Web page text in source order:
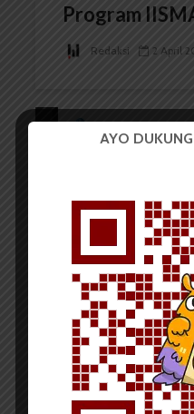
Program
Redaksi 2 April
BERITA KAMPUS
USU Adakan
Session
Redaksi 19
AYO